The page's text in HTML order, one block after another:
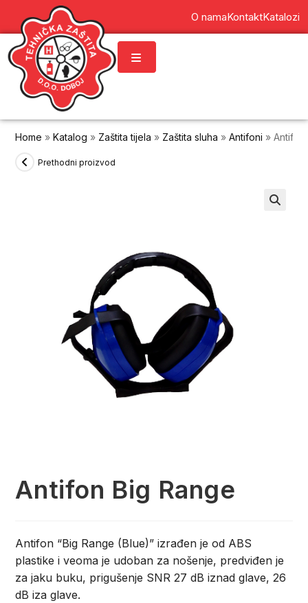
O namaKontaktKatalozi
Home »Katalog » Zaštita tijela » Zaštita sluha »Antifoni »Antifon
Prethodni proizvod
Antifon Big Range
Antifon “Big Range (Blue)” izrađen je od ABS
plastike i veoma je udoban za nošenje, predviđen je
za jaku buku, prigušenje SNR 27 dB iznad glave, 26
dB iza glave.